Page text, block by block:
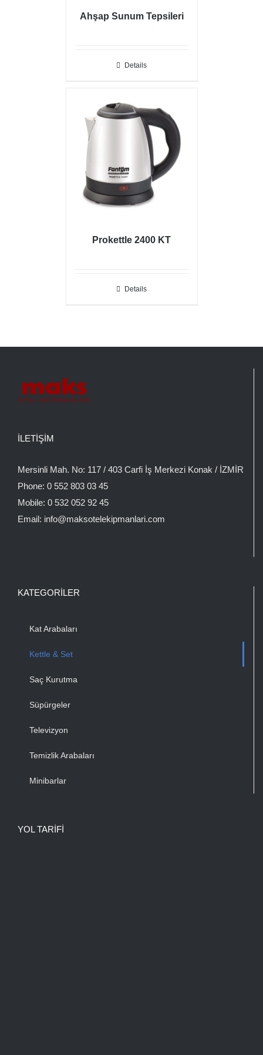
Ahşap Sunum Tepsileri
Details
Prokettle 2400 KT
Details
İLETIŞIM
Mersinli Mah. No: 117 / 403 Carfi İş Merkezi Konak / İZMİR
Phone: 0 552 803 03 45
Mobile: 0 532 052 92 45
Email: info@maksotelekipmanlari.com
KATEGORILER
Kat Arabaları
Kettle & Set
Saç Kurutma
Süpürgeler
Televizyon
Temizlik Arabaları
Minibarlar
YOL TARIFI